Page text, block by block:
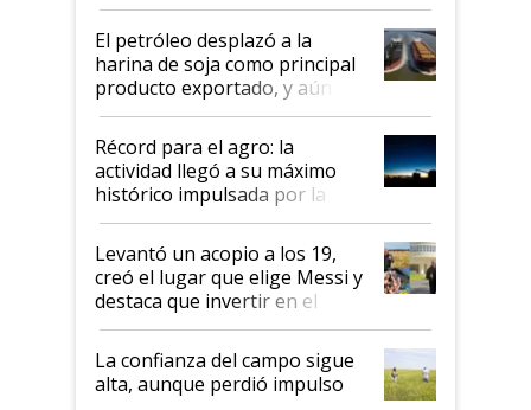
El petróleo desplazó a la
harina de soja como principal
producto exportado, y aún así
el agro aportó casi seis de cada
diez dólares y sostuvo el
liderazgo en un semestre
récord
Récord para el agro: la
actividad llegó a su máximo
histórico impulsada por la
cosecha y las exportaciones
Levantó un acopio a los 19,
creó el lugar que elige Messi y
destaca que invertir en el
kirchnerismo era como "darle
plata a un hijo para droga":
Juan Félix Rossetti, el libertario
que de una dura crisis salió
La confianza del campo sigue
alta, aunque perdió impulso